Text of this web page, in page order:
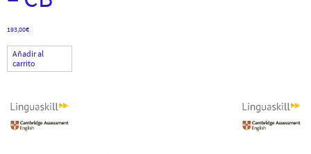
193,00€
Añadir al
carrito